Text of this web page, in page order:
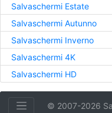
Salvaschermi Estate
Salvaschermi Autunno
Salvaschermi Inverno
Salvaschermi 4K
Salvaschermi HD
© 2007-2026